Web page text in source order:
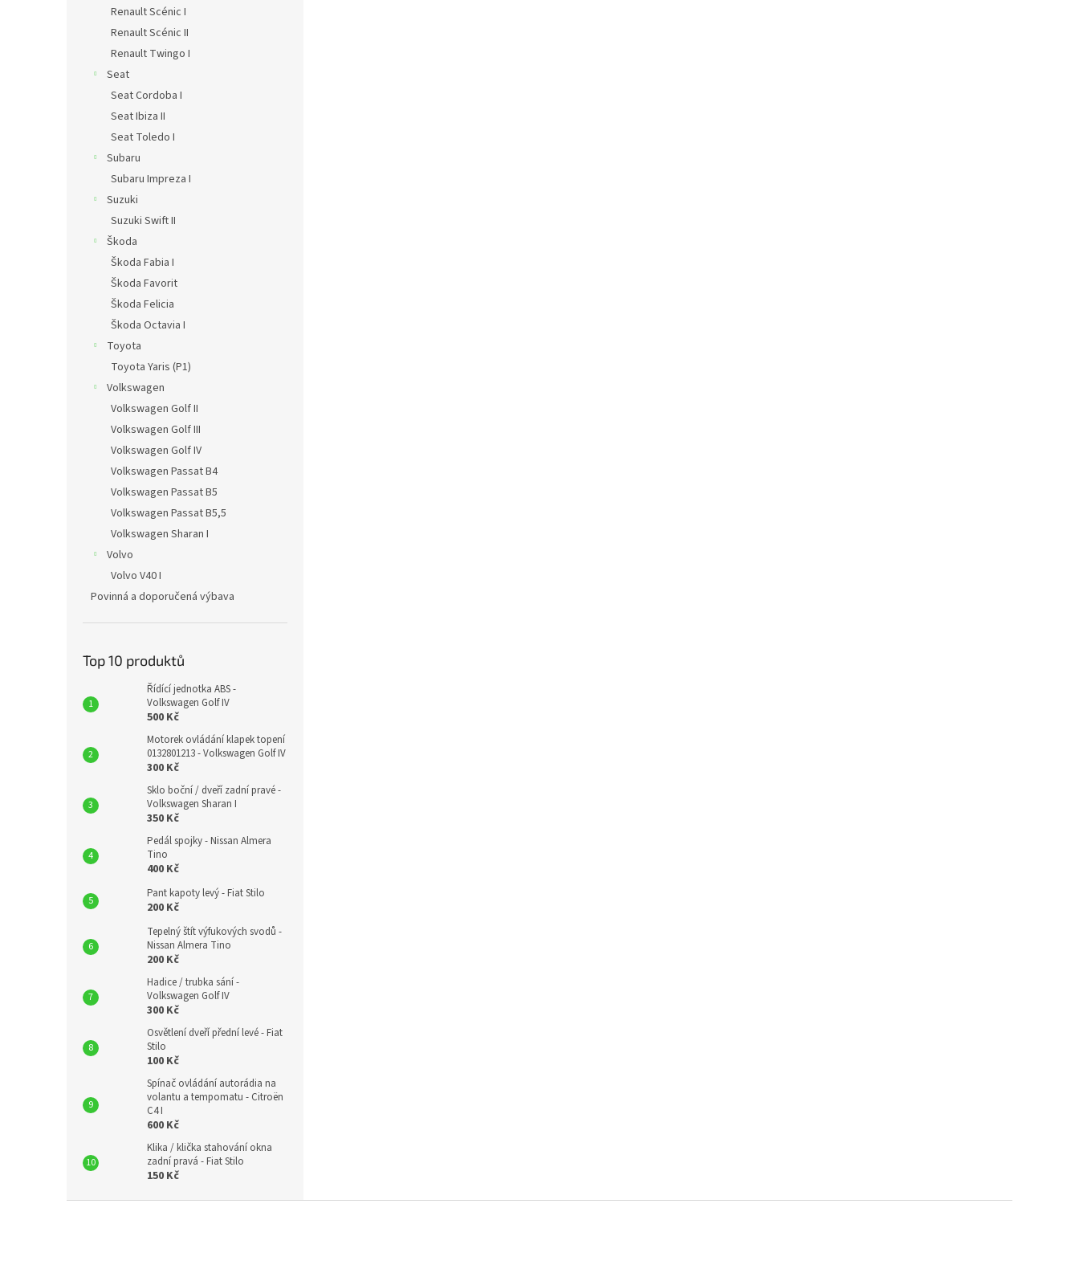
Renault Scénic I
Renault Scénic II
Renault Twingo I
Seat
Seat Cordoba I
Seat Ibiza II
Seat Toledo I
Subaru
Subaru Impreza I
Suzuki
Suzuki Swift II
Škoda
Škoda Fabia I
Škoda Favorit
Škoda Felicia
Škoda Octavia I
Toyota
Toyota Yaris (P1)
Volkswagen
Volkswagen Golf II
Volkswagen Golf III
Volkswagen Golf IV
Volkswagen Passat B4
Volkswagen Passat B5
Volkswagen Passat B5,5
Volkswagen Sharan I
Volvo
Volvo V40 I
Povinná a doporučená výbava
Top 10 produktů
Řídící jednotka ABS -
Volkswagen Golf IV
500 Kč
Motorek ovládání klapek topení
0132801213 - Volkswagen Golf IV
300 Kč
Sklo boční / dveří zadní pravé -
Volkswagen Sharan I
350 Kč
Pedál spojky - Nissan Almera
Tino
400 Kč
Pant kapoty levý - Fiat Stilo
200 Kč
Tepelný štít výfukových svodů -
Nissan Almera Tino
200 Kč
Hadice / trubka sání -
Volkswagen Golf IV
300 Kč
Osvětlení dveří přední levé - Fiat
Stilo
100 Kč
Spínač ovládání autorádia na
volantu a tempomatu - Citroën
C4 I
600 Kč
Klika / klička stahování okna
zadní pravá - Fiat Stilo
150 Kč